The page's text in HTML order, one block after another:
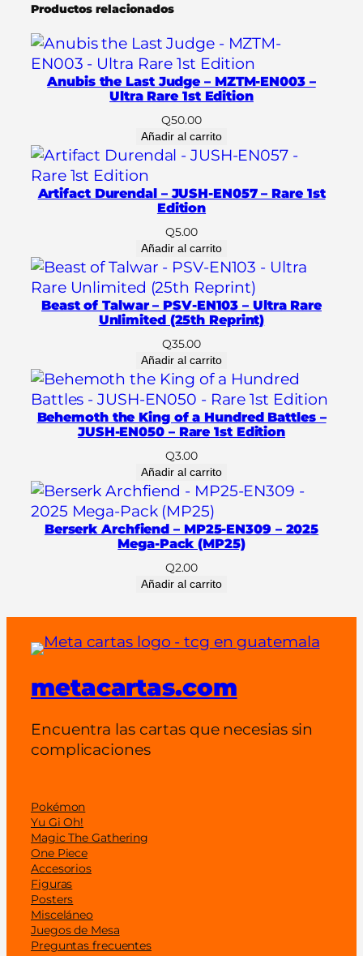
s
–
M
E
N
4
–
2
0
e
g
a
a
c
k
5
)
a
n
t
i
d
Productos relacionados
Anubis the Last Judge – MZTM-EN003 –
Ultra Rare 1st Edition
Q50.00
Añadir al carrito
Artifact Durendal – JUSH-EN057 – Rare 1st
Edition
Q5.00
Añadir al carrito
Beast of Talwar – PSV-EN103 – Ultra Rare
Unlimited (25th Reprint)
Q35.00
Añadir al carrito
Behemoth the King of a Hundred Battles –
JUSH-EN050 – Rare 1st Edition
Q3.00
Añadir al carrito
Berserk Archfiend – MP25-EN309 – 2025
Mega-Pack (MP25)
Q2.00
Añadir al carrito
metacartas.com
Encuentra las cartas que necesias sin
complicaciones
Pokémon
Yu Gi Oh!
Magic The Gathering
One Piece
Accesorios
Figuras
Posters
Misceláneo
Juegos de Mesa
Preguntas frecuentes